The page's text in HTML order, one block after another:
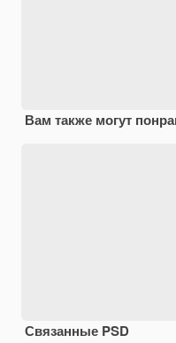
Вам также могут
Связанные PSD